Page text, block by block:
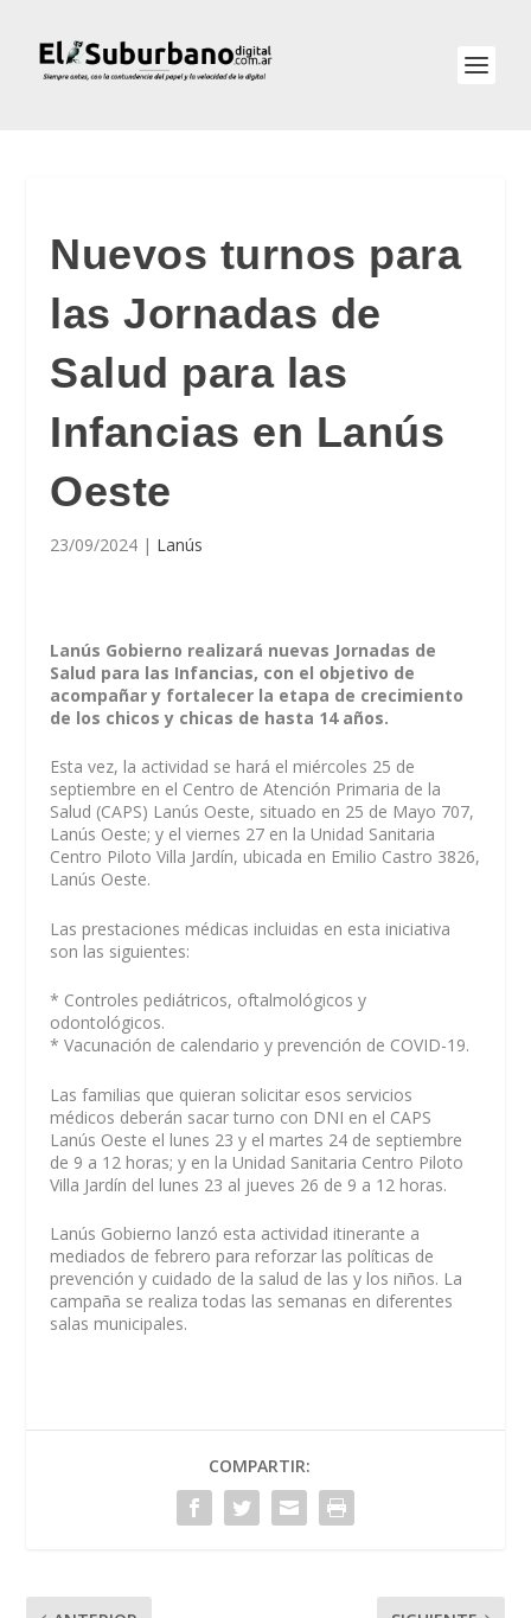
Nuevos turnos para
las Jornadas de
Salud para las
Infancias en Lanús
Oeste
23/09/2024 | Lanús
Lanús Gobierno realizará nuevas Jornadas de
Salud para las Infancias, con el objetivo de
acompañar y fortalecer la etapa de crecimiento
de los chicos y chicas de hasta 14 años.
Esta vez, la actividad se hará el miércoles 25 de
septiembre en el Centro de Atención Primaria de la
Salud (CAPS) Lanús Oeste, situado en 25 de Mayo 707,
Lanús Oeste; y el viernes 27 en la Unidad Sanitaria
Centro Piloto Villa Jardín, ubicada en Emilio Castro 3826,
Lanús Oeste.
Las prestaciones médicas incluidas en esta iniciativa
son las siguientes:
* Controles pediátricos, oftalmológicos y
odontológicos.
* Vacunación de calendario y prevención de COVID-19.
Las familias que quieran solicitar esos servicios
médicos deberán sacar turno con DNI en el CAPS
Lanús Oeste el lunes 23 y el martes 24 de septiembre
de 9 a 12 horas; y en la Unidad Sanitaria Centro Piloto
Villa Jardín del lunes 23 al jueves 26 de 9 a 12 horas.
Lanús Gobierno lanzó esta actividad itinerante a
mediados de febrero para reforzar las políticas de
prevención y cuidado de la salud de las y los niños. La
campaña se realiza todas las semanas en diferentes
salas municipales.
COMPARTIR: